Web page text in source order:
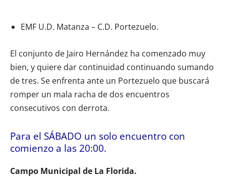
EMF U.D. Matanza – C.D. Portezuelo.
El conjunto de Jairo Hernández ha comenzado muy
bien, y quiere dar continuidad continuando sumando
de tres. Se enfrenta ante un Portezuelo que buscará
romper un mala racha de dos encuentros
consecutivos con derrota.
Para el SÁBADO un solo encuentro con
comienzo a las 20:00.
Campo Municipal de La Florida.